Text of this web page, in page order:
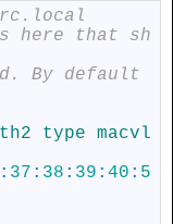
here that sh
By default
type macvl
: 37 : 38 : 39 : 40 : 5